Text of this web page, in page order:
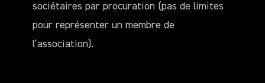
sociétaires par procuration (pas de limites
pour représenter un membre de
l’association).